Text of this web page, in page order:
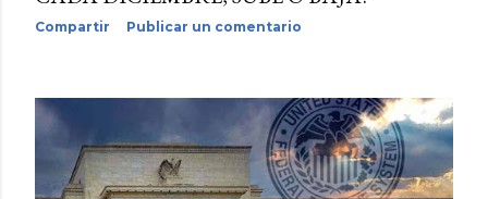
Compartir Publicar un comentario